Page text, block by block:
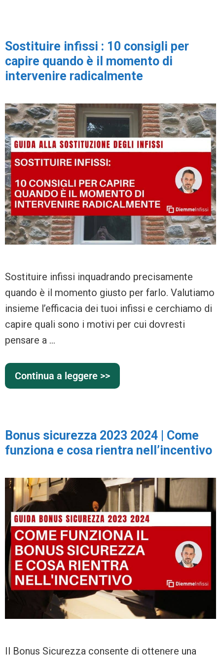
Sostituire infissi : 10 consigli per
capire quando è il momento di
intervenire radicalmente
Sostituire infissi inquadrando precisamente
quando è il momento giusto per farlo. Valutiamo
insieme l’efficacia dei tuoi infissi e cerchiamo di
capire quali sono i motivi per cui dovresti
pensare a …
Continua a leggere >>
Bonus sicurezza 2023 2024 | Come
funziona e cosa rientra nell’incentivo
Il Bonus Sicurezza consente di ottenere una